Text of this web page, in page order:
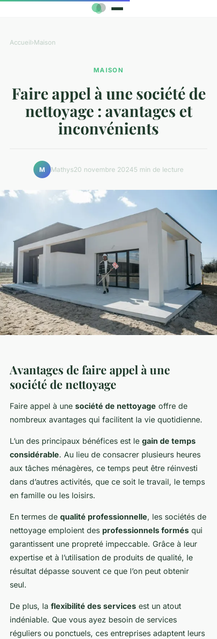
Accueil›Maison
MAISON
Faire appel à une société de
nettoyage : avantages et
inconvénients
M Mathys20 novembre 20245 min de lecture
Avantages de faire appel à une
société de nettoyage
Faire appel à une société de nettoyage offre de
nombreux avantages qui facilitent la vie quotidienne.
L’un des principaux bénéfices est le gain de temps
considérable. Au lieu de consacrer plusieurs heures
aux tâches ménagères, ce temps peut être réinvesti
dans d’autres activités, que ce soit le travail, le temps
en famille ou les loisirs.
En termes de qualité professionnelle, les sociétés de
nettoyage emploient des professionnels formés qui
garantissent une propreté impeccable. Grâce à leur
expertise et à l’utilisation de produits de qualité, le
résultat dépasse souvent ce que l’on peut obtenir
seul.
De plus, la flexibilité des services est un atout
indéniable. Que vous ayez besoin de services
réguliers ou ponctuels, ces entreprises adaptent leurs